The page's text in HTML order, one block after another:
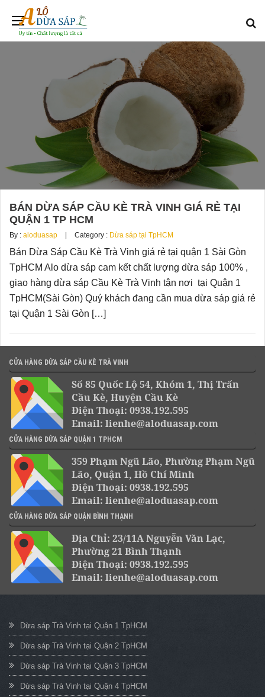
BÁN DỪA SÁP CẦU KÈ TRÀ VINH GIÁ RẺ TẠI
QUẬN 1 TP HCM
By : aloduasap Category : Dừa sáp tại TpHCM
Bán Dừa Sáp Cầu Kè Trà Vinh giá rẻ tại quận 1 Sài Gòn
TpHCM Alo dừa sáp cam kết chất lượng dừa sáp 100% ,
giao hàng dừa sáp Cầu Kè Trà Vinh tận nơi tại Quận 1
TpHCM(Sài Gòn) Quý khách đang cần mua dừa sáp giá rẻ
tại Quận 1 Sài Gòn […]
CỬA HÀNG DỪA SÁP CẦU KÈ TRÀ VINH
Số 85 Quốc Lộ 54, Khóm 1, Thị Trấn
Cầu Kè, Huyện Cầu Kè
Điện Thoại: 0938.192.595
Email: lienhe@aloduasap.com
CỬA HÀNG DỪA SÁP QUẬN 1 TPHCM
359 Phạm Ngũ Lão, Phường Phạm Ngũ
Lão, Quận 1, Hồ Chí Minh
Điện Thoại: 0938.192.595
Email: lienhe@aloduasap.com
CỬA HÀNG DỪA SÁP QUẬN BÌNH THẠNH
Địa Chỉ: 23/11A Nguyễn Văn Lạc,
Phường 21 Bình Thạnh
Điện Thoại: 0938.192.595
Email: lienhe@aloduasap.com
Dừa sáp Trà Vinh tại Quận 1 TpHCM
Dừa sáp Trà Vinh tại Quận 2 TpHCM
Dừa sáp Trà Vinh tại Quận 3 TpHCM
Dừa sáp Trà Vinh tại Quận 4 TpHCM